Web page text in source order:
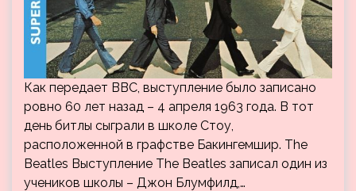
Как передает BBC, выступление было записано
ровно 60 лет назад – 4 апреля 1963 года. В тот
день битлы сыграли в школе Стоу,
расположенной в графстве Бакингемшир. The
Beatles Выступление The Beatles записал один из
учеников школы – Джон Блумфилд,…